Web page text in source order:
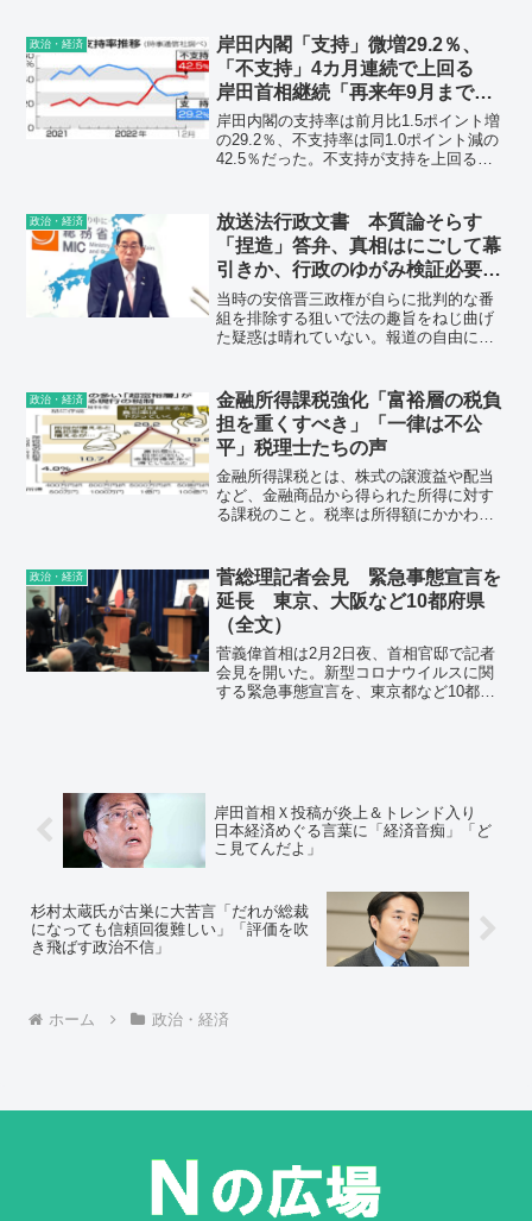
を表明し、ハマスの「ひどいテロ行為」
を非難した。しかし、日本とカナダはそ
の声明に署名しなかった。
政治・経済
岸田内閣「支持」微増29.2％、
「不支持」4カ月連続で上回る
岸田首相継続「再来年9月まで」3
割、「早く辞めて」2割強…時事
世論調査
岸田内閣の支持率は前月比1.5ポイント増
の29.2％、不支持率は同1.0ポイント減の
42.5％だった。不支持が支持を上回るの
政治・経済
放送法行政文書 本質論そらす
「捏造」答弁、真相はにごして幕
引きか、行政のゆがみ検証必要、
解釈変更は撤回すべき…各社の社
説
当時の安倍晋三政権が自らに批判的な番
組を排除する狙いで法の趣旨をねじ曲げ
た疑惑は晴れていない。報道の自由に対
政治・経済
金融所得課税強化「富裕層の税負
担を重くすべき」「一律は不公
平」税理士たちの声
金融所得課税とは、株式の譲渡益や配当
など、金融商品から得られた所得に対す
る課税のこと。税率は所得額にかかわら
融資産を多く保有する人ほど所得税負担
率が低くなり、その分岐点となるのが金
融所得金額1億円とされている。
政治・経済
菅総理記者会見 緊急事態宣言を
延長 東京、大阪など10都府県
（全文）
菅義偉首相は2月2日夜、首相官邸で記者
会見を開いた。新型コロナウイルスに関
する緊急事態宣言を、東京都など10都府
善が確認された場合は、宣言期限を待た
ずに順次解除する。以下は、記者会見の
全文。
岸田首相Ｘ投稿が炎上＆トレンド入り
日本経済めぐる言葉に「経済音痴」「ど
こ見てんだよ」
杉村太蔵氏が古巣に大苦言「だれが総裁
になっても信頼回復難しい」「評価を吹
き飛ばす政治不信」
ホーム 政治・経済